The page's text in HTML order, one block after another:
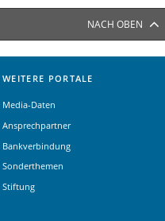
NACH OBEN
WEITERE PORTALE
Media-Daten
Ansprechpartner
Bankverbindung
Sonderthemen
Stiftung